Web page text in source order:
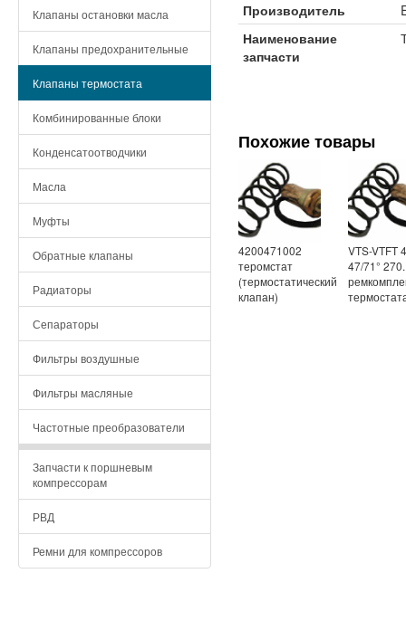
Клапаны остановки масла
Клапаны предохранительные
Клапаны термостата
Комбинированные блоки
Конденсатоотводчики
Масла
Муфты
Обратные клапаны
Радиаторы
Сепараторы
Фильтры воздушные
Фильтры масляные
Частотные преобразователи
Запчасти к поршневым
компрессорам
РВД
Ремни для компрессоров
Производитель
Наименование
запчасти
Похожие товары
4200471002
теромстат
(термостатический
клапан)
VTS-VTFT
47/71°